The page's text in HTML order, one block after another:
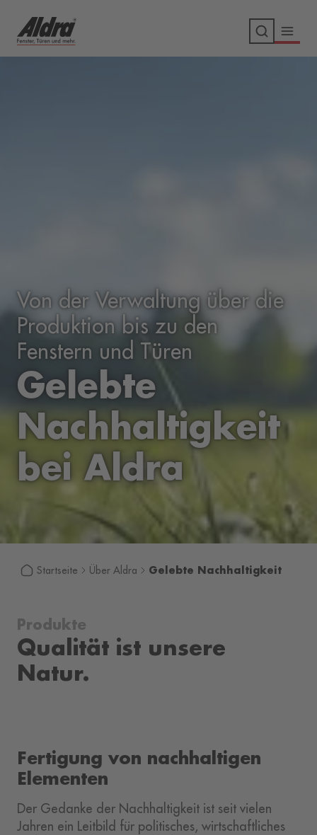
Von der Verwaltung über die
Produktion bis zu den
Fenstern und Türen
Gelebte
Nachhaltigkeit
bei Aldra
Startseite Über Aldra Gelebte Nachhaltigkeit
Produkte
Qualität ist unsere
Natur.
Fertigung von nachhaltigen
Elementen
Der Gedanke der Nachhaltigkeit ist seit vielen
Jahren ein Leitbild für politisches, wirtschaftliches